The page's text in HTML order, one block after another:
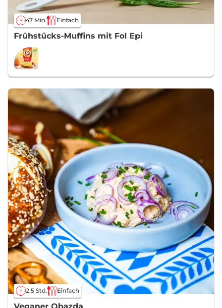
47 Min. Einfach
Frühstücks-Muffins mit Fol Epi
2,5 Std. Einfach